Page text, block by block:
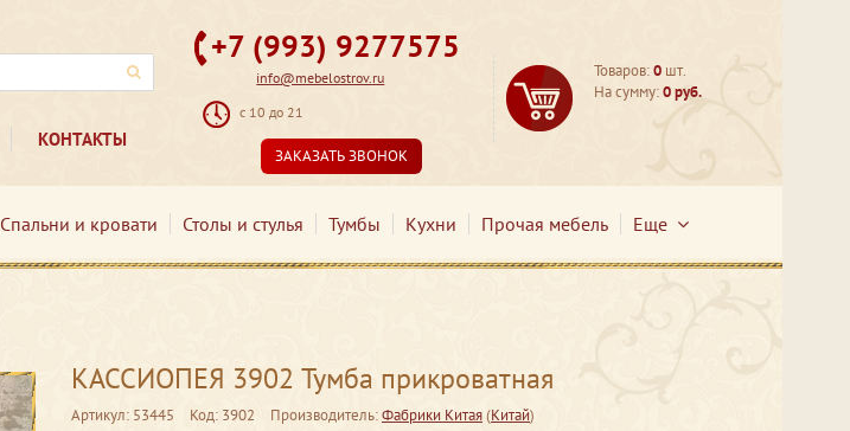
КОНТАКТЫ
+7 (993) 9277575
info@mebelostrov.ru
с 10 до 21
ЗАКАЗАТЬ ЗВОНОК
Товаров:0 шт.
На сумму:0 руб.
Спальни и кровати Столы и стулья Тумбы Кухни Прочая мебель Еще
КАССИОПЕЯ 3902 Тумба прикроватная
Артикул: 53445 Код: 3902 Производитель:Фабрики Китая(Китай)